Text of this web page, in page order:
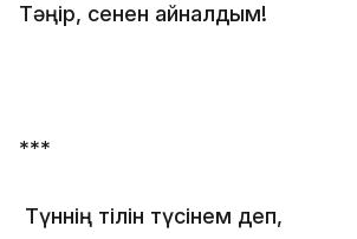
Тәңір, сенен айналдым!
***
Түннің тілін түсінем деп,